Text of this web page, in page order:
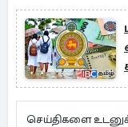
செய்திகளை